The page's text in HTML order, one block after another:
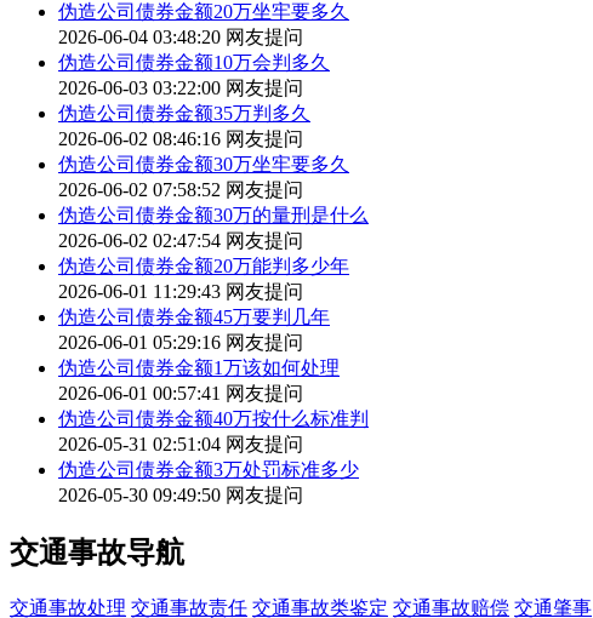
伪造公司债券金额20万坐牢要多久
2026-06-04 03:48:20 网友提问
伪造公司债券金额10万会判多久
2026-06-03 03:22:00 网友提问
伪造公司债券金额35万判多久
2026-06-02 08:46:16 网友提问
伪造公司债券金额30万坐牢要多久
2026-06-02 07:58:52 网友提问
伪造公司债券金额30万的量刑是什么
2026-06-02 02:47:54 网友提问
伪造公司债券金额20万能判多少年
2026-06-01 11:29:43 网友提问
伪造公司债券金额45万要判几年
2026-06-01 05:29:16 网友提问
伪造公司债券金额1万该如何处理
2026-06-01 00:57:41 网友提问
伪造公司债券金额40万按什么标准判
2026-05-31 02:51:04 网友提问
伪造公司债券金额3万处罚标准多少
2026-05-30 09:49:50 网友提问
交通事故导航
交通事故处理 交通事故责任 交通事故类鉴定 交通事故赔偿 交通肇事